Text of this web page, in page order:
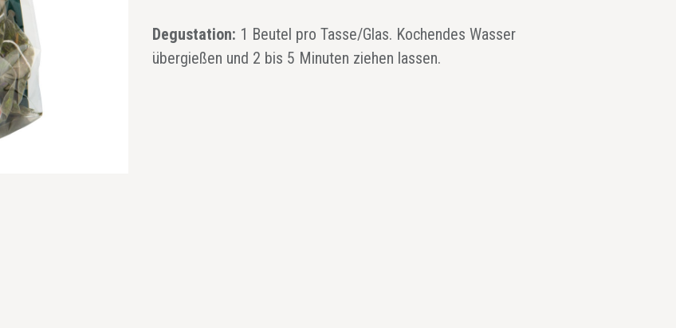
Degustation: 1 Beutel pro Tasse/Glas. Kochendes Wasser
übergießen und 2 bis 5 Minuten ziehen lassen.